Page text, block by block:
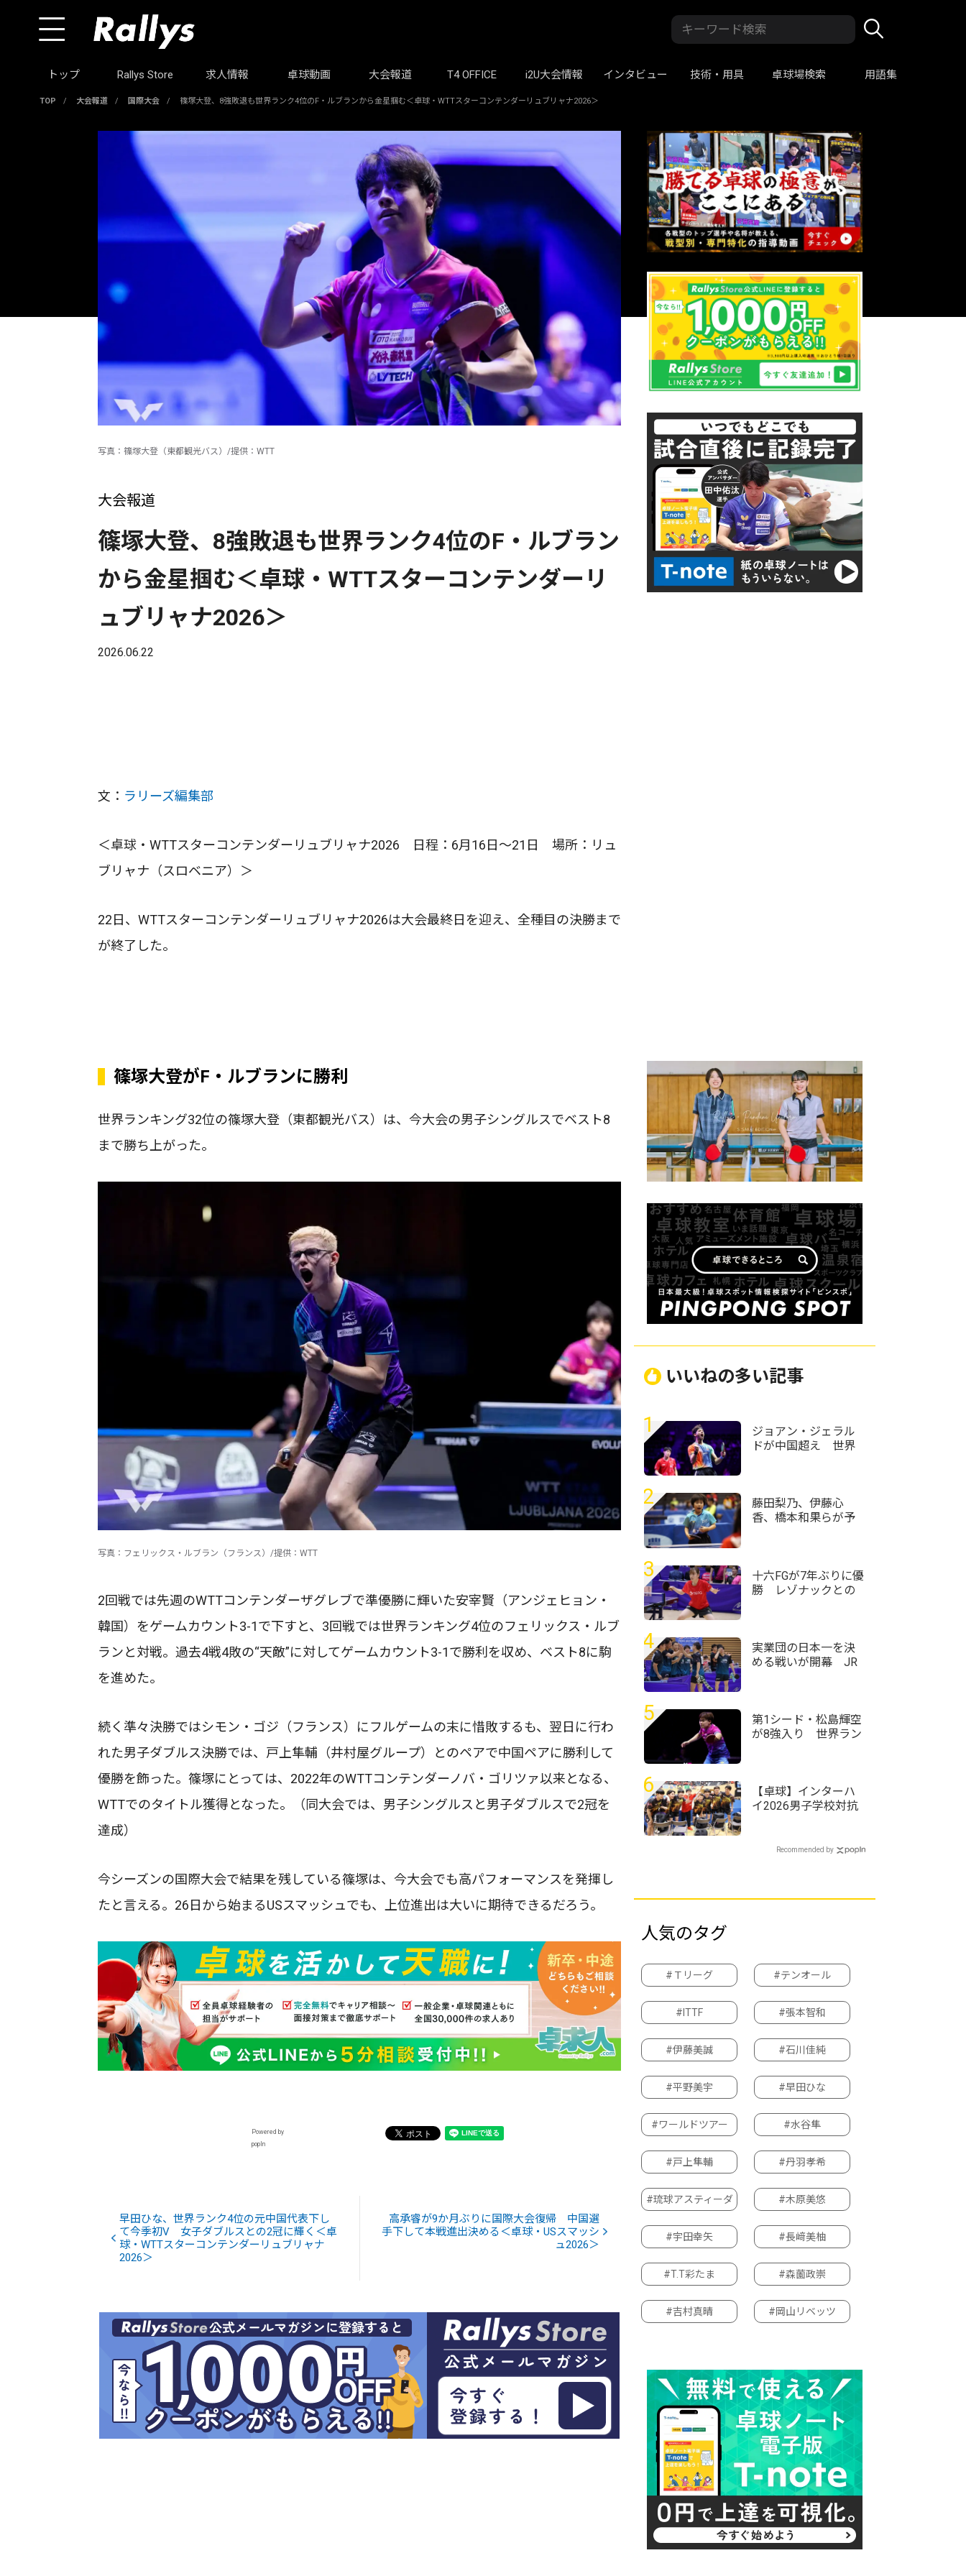
トップ Rallys Store 求人情報 卓球動画 大会報道 T4 OFFICE i2U大会情報 インタビュー 技術・用具 卓球場検索 用語集
TOP / 大会報道 / 国際大会 / 篠塚大登、8強敗退も世界ランク4位のF・ルブランから金星掴む＜卓球・WTTスターコンテンダーリュブリャナ2026＞
写真：篠塚大登（東都観光バス）/提供：WTT
大会報道
篠塚大登、8強敗退も世界ランク4位のF・ルブラン
から金星掴む＜卓球・WTTスターコンテンダーリ
ュブリャナ2026＞
2026.06.22
文： ラリーズ編集部
＜卓球・WTTスターコンテンダーリュブリャナ2026 日程：6月16日～21日 場所：リュ
ブリャナ（スロベニア）＞
22日、WTTスターコンテンダーリュブリャナ2026は大会最終日を迎え、全種目の決勝まで
が終了した。
篠塚大登がF・ルブランに勝利
世界ランキング32位の篠塚大登（東都観光バス）は、今大会の男子シングルスでベスト8
まで勝ち上がった。
写真：フェリックス・ルブラン（フランス）/提供：WTT
2回戦では先週のWTTコンテンダーザグレブで準優勝に輝いた安宰賢（アンジェヒョン・
韓国）をゲームカウント3-1で下すと、3回戦では世界ランキング4位のフェリックス・ルブ
ランと対戦。過去4戦4敗の“天敵”に対してゲームカウント3-1で勝利を収め、ベスト8に駒
を進めた。
続く準々決勝ではシモン・ゴジ（フランス）にフルゲームの末に惜敗するも、翌日に行わ
れた男子ダブルス決勝では、戸上隼輔（井村屋グループ）とのペアで中国ペアに勝利して
優勝を飾った。篠塚にとっては、2022年のWTTコンテンダーノバ・ゴリツァ以来となる、
WTTでのタイトル獲得となった。（同大会では、男子シングルスと男子ダブルスで2冠を
達成）
今シーズンの国際大会で結果を残している篠塚は、今大会でも高パフォーマンスを発揮し
たと言える。26日から始まるUSスマッシュでも、上位進出は大いに期待できるだろう。
Powered by
popIn
早田ひな、世界ランク4位の元中国代表下し
て今季初V 女子ダブルスとの2冠に輝く＜卓
球・WTTスターコンテンダーリュブリャナ
2026＞
高承睿が9か月ぶりに国際大会復帰 中国選
手下して本戦進出決める＜卓球・USスマッシ
ュ2026＞
いいねの多い記事
1
ジョアン・ジェラル
ドが中国超え 世界
2026＞
2
藤田梨乃、伊藤心
香、橋本和果らが予
選リーグ＞
3
十六FGが7年ぶりに優
勝 レゾナックとの
4
実業団の日本一を決
める戦いが開幕 JR
実業団卓球選手権大
会＞
5
第1シード・松島輝空
が8強入り 世界ラン
＞
6
【卓球】インターハ
イ2026男子学校対抗
王者として迎える夏
Recommended by
人気のタグ
#Ｔリーグ #テンオール
#ITTF #張本智和
#伊藤美誠 #石川佳純
#平野美宇 #早田ひな
#ワールドツアー #水谷隼
#戸上隼輔 #丹羽孝希
#琉球アスティーダ #木原美悠
#宇田幸矢 #長﨑美柚
#T.T彩たま #森薗政崇
#吉村真晴 #岡山リベッツ